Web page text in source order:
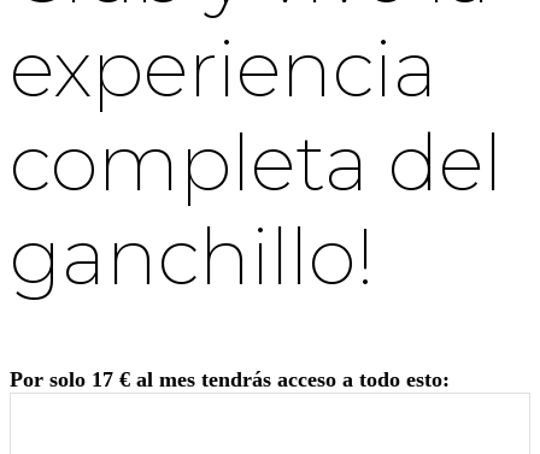
experiencia
completa del
ganchillo!
Por solo 17 € al mes tendrás acceso a todo esto: